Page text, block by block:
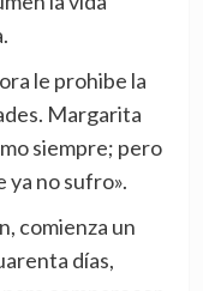
le prohibe la
Margarita
siempre; pero
ya no sufro».
comienza un
días,